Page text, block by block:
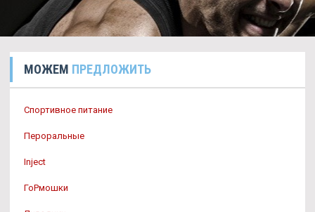
МОЖЕМ ПРЕДЛОЖИТЬ
Спортивное питание
Пероральные
Inject
ГоРмошки